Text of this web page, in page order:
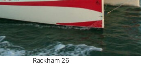
Rackham 26